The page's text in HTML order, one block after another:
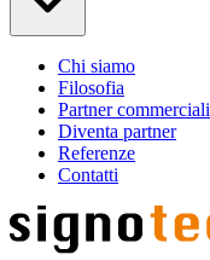
Chi siamo
Filosofia
Partner commerciali
Diventa partner
Referenze
Contatti